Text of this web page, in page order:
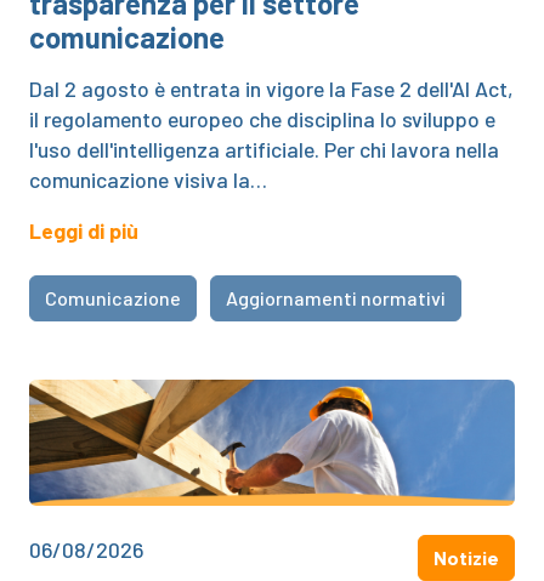
comunicazione
Dal 2 agosto è entrata in vigore la Fase 2 dell'AI Act,
il regolamento europeo che disciplina lo sviluppo e
l'uso dell'intelligenza artificiale. Per chi lavora nella
comunicazione visiva la…
Leggi di più
Comunicazione Aggiornamenti normativi
06/08/2026 Notizie